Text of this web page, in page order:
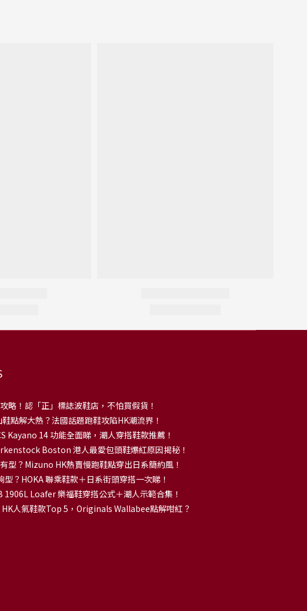
略！認「正」標誌波鞋店，不怕買假貨！
鞋點解大熱？法國話題跑鞋攻陷HK潮流界！
Kayano 14 功能全面睇，潮人穿搭鞋款推薦！
Boston 港人最愛包頭鞋爆紅原因揭秘！
型？Mizuno HK熱賣慢跑鞋點穿出日系簡約風！
型？HOKA 聯乘鞋款＋日系街頭穿搭一次睇！
1906L Loafer 樂福鞋穿搭公式＋潮人示範合集！
人氣鞋款Top 5，Originals Wallabee點解咁紅？